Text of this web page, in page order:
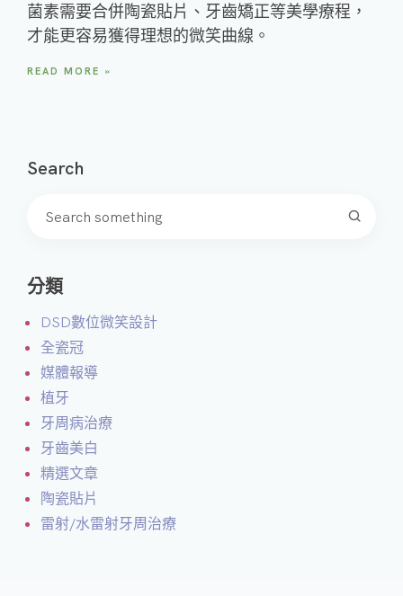
菌素需要合併陶瓷貼片、牙齒矯正等美學療程，
才能更容易獲得理想的微笑曲線。
READ MORE »
Search
分類
DSD數位微笑設計
全瓷冠
媒體報導
植牙
牙周病治療
牙齒美白
精選文章
陶瓷貼片
雷射/水雷射牙周治療